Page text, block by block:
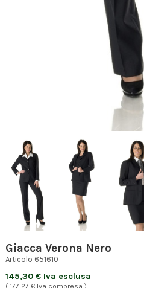
Giacca Verona Nero
Articolo 651610
145,30 € Iva esclusa
( 177,27 € Iva compresa )